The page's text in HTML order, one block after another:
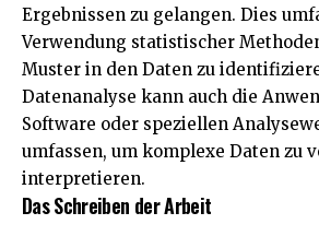
Ergebnissen zu gelangen. Dies
Verwendung statistischer
Muster in den Daten zu
Datenanalyse kann auch die
Software oder speziellen
umfassen, um komplexe Daten zu
interpretieren.
Das Schreiben der Arbeit